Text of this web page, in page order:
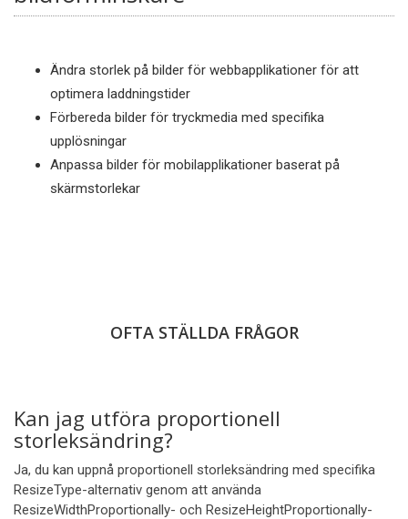
Ändra storlek på bilder för webbapplikationer för att
optimera laddningstider
Förbereda bilder för tryckmedia med specifika
upplösningar
Anpassa bilder för mobilapplikationer baserat på
skärmstorlekar
OFTA STÄLLDA FRÅGOR
Kan jag utföra proportionell
storleksändring?
Ja, du kan uppnå proportionell storleksändring med specifika
ResizeType-alternativ genom att använda
ResizeWidthProportionally- och ResizeHeightProportionally-